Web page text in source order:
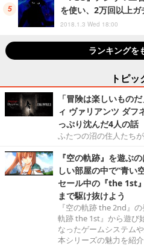
を使い、2万回以上
2018.1.3 Wed 18:00
ランキングを
トピッ
「冒険は楽しいもの
ィ ヴァリアンツ ダフ
っぷり沈んだ4人の話
ふたつの沼の住人たちが
『空の軌跡』を遊ぶ
しい部屋の中で“青い
セール中の『the 1st
まで駆け抜けよう
『空の軌跡 the 2nd』
軌跡 the 1st』から遊び
なったゲームシステム
本シリーズの魅力を紹介